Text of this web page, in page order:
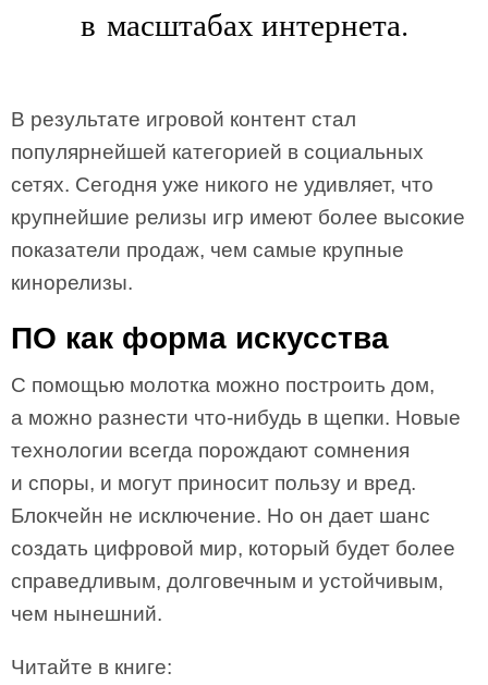
в масштабах интернета.
В результате игровой контент стал
популярнейшей категорией в социальных
сетях. Сегодня уже никого не удивляет, что
крупнейшие релизы игр имеют более высокие
показатели продаж, чем самые крупные
кинорелизы.
ПО как форма искусства
С помощью молотка можно построить дом,
а можно разнести что-нибудь в щепки. Новые
технологии всегда порождают сомнения
и споры, и могут приносит пользу и вред.
Блокчейн не исключение. Но он дает шанс
создать цифровой мир, который будет более
справедливым, долговечным и устойчивым,
чем нынешний.
Читайте в книге: